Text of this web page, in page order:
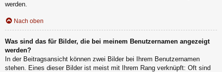
werden.
Nach oben
Was sind das für Bilder, die bei meinem Benutzernamen angezeigt
werden?
In der Beitragsansicht können zwei Bilder bei Ihrem Benutzernamen
stehen. Eines dieser Bilder ist meist mit Ihrem Rang verknüpft: Oft sind